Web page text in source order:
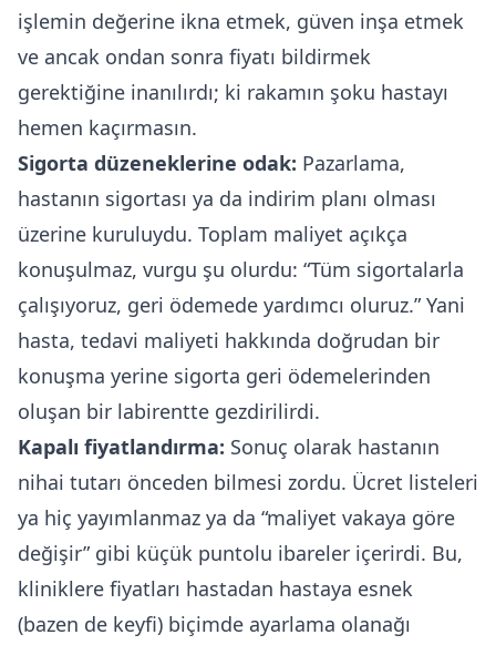
işlemin değerine ikna etmek, güven inşa etmek
ve ancak ondan sonra fiyatı bildirmek
gerektiğine inanılırdı; ki rakamın şoku hastayı
hemen kaçırmasın.
Sigorta düzeneklerine odak: Pazarlama,
hastanın sigortası ya da indirim planı olması
üzerine kuruluydu. Toplam maliyet açıkça
konuşulmaz, vurgu şu olurdu: “Tüm sigortalarla
çalışıyoruz, geri ödemede yardımcı oluruz.” Yani
hasta, tedavi maliyeti hakkında doğrudan bir
konuşma yerine sigorta geri ödemelerinden
oluşan bir labirentte gezdirilirdi.
Kapalı fiyatlandırma: Sonuç olarak hastanın
nihai tutarı önceden bilmesi zordu. Ücret listeleri
ya hiç yayımlanmaz ya da “maliyet vakaya göre
değişir” gibi küçük puntolu ibareler içerirdi. Bu,
kliniklere fiyatları hastadan hastaya esnek
(bazen de keyfi) biçimde ayarlama olanağı